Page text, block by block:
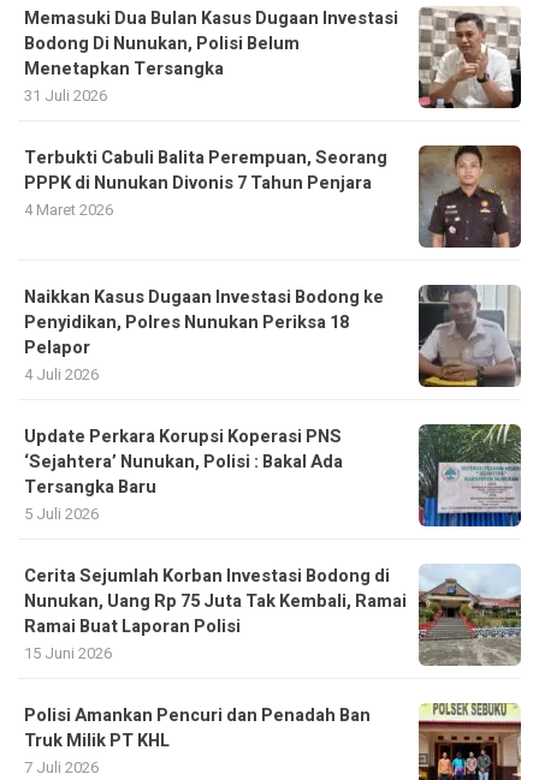
Memasuki Dua Bulan Kasus Dugaan Investasi
Bodong Di Nunukan, Polisi Belum
Menetapkan Tersangka
31 Juli 2026
Terbukti Cabuli Balita Perempuan, Seorang
PPPK di Nunukan Divonis 7 Tahun Penjara
4 Maret 2026
Naikkan Kasus Dugaan Investasi Bodong ke
Penyidikan, Polres Nunukan Periksa 18
Pelapor
4 Juli 2026
Update Perkara Korupsi Koperasi PNS
‘Sejahtera’ Nunukan, Polisi : Bakal Ada
Tersangka Baru
5 Juli 2026
Cerita Sejumlah Korban Investasi Bodong di
Nunukan, Uang Rp 75 Juta Tak Kembali, Ramai
Ramai Buat Laporan Polisi
15 Juni 2026
Polisi Amankan Pencuri dan Penadah Ban
Truk Milik PT KHL
7 Juli 2026